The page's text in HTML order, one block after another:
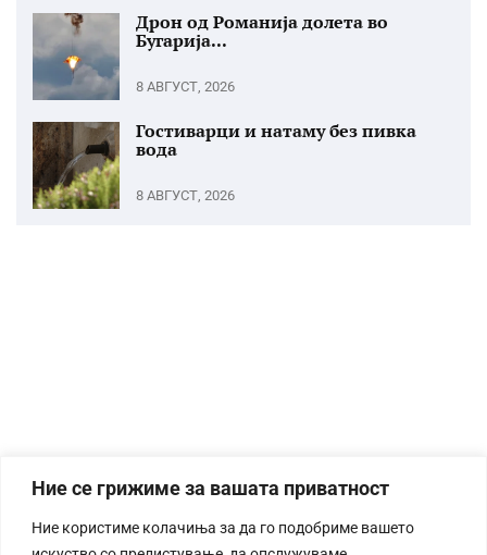
Ние се грижиме за вашата приватност
Ние користиме колачиња за да го подобриме вашето
Дрон од Романија долета во
Бугарија...
8 АВГУСТ, 2026
Гостиварци и натаму без пивка
вода
8 АВГУСТ, 2026